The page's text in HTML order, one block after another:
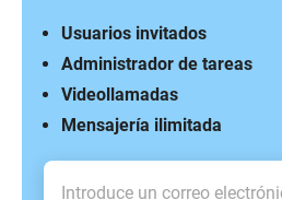
Mensajería ilimitada
Videollamadas
Administrador de tareas
Usuarios invitados